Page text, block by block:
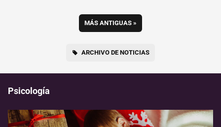
MÁS ANTIGUAS »
ARCHIVO DE NOTICIAS
Psicología